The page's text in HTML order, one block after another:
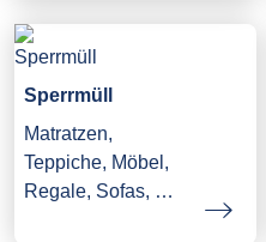
Sperrmüll
Matratzen,
Teppiche, Möbel,
Regale, Sofas, …